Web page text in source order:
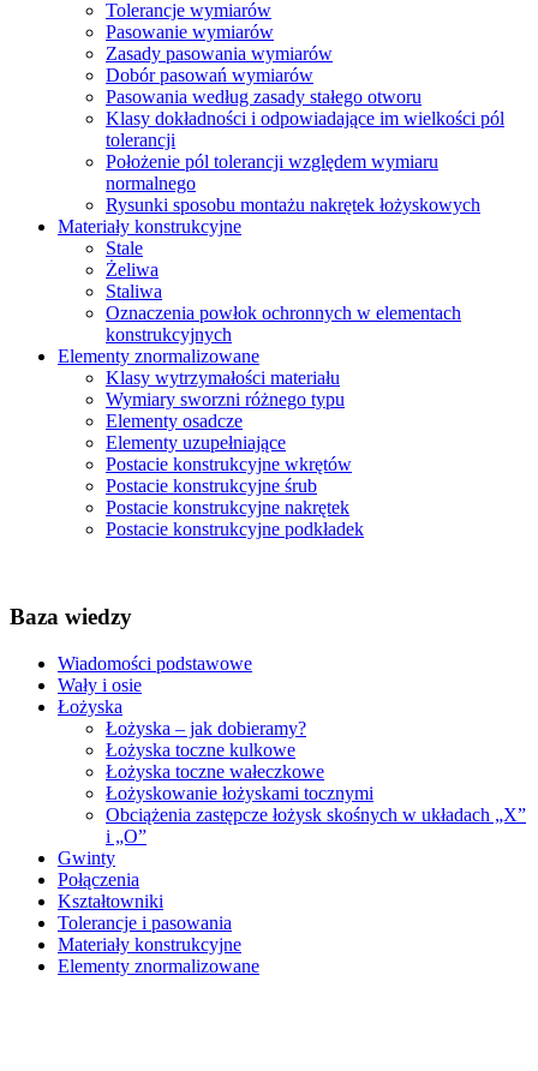
Tolerancje wymiarów
Pasowanie wymiarów
Zasady pasowania wymiarów
Dobór pasowań wymiarów
Pasowania według zasady stałego otworu
Klasy dokładności i odpowiadające im wielkości pól
tolerancji
Położenie pól tolerancji względem wymiaru
normalnego
Rysunki sposobu montażu nakrętek łożyskowych
Materiały konstrukcyjne
Stale
Żeliwa
Staliwa
Oznaczenia powłok ochronnych w elementach
konstrukcyjnych
Elementy znormalizowane
Klasy wytrzymałości materiału
Wymiary sworzni różnego typu
Elementy osadcze
Elementy uzupełniające
Postacie konstrukcyjne wkrętów
Postacie konstrukcyjne śrub
Postacie konstrukcyjne nakrętek
Postacie konstrukcyjne podkładek
Baza wiedzy
Wiadomości podstawowe
Wały i osie
Łożyska
Łożyska – jak dobieramy?
Łożyska toczne kulkowe
Łożyska toczne wałeczkowe
Łożyskowanie łożyskami tocznymi
Obciążenia zastępcze łożysk skośnych w układach „X”
i „O”
Gwinty
Połączenia
Kształtowniki
Tolerancje i pasowania
Materiały konstrukcyjne
Elementy znormalizowane